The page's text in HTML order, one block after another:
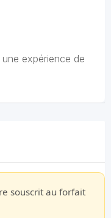
expérience de
souscrit au forfait